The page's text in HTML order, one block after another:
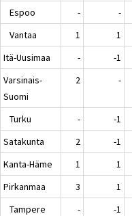
Espoo
- -
Vantaa
1 1
Itä-Uusimaa
- -1
Varsinais-
Suomi
2 -
Turku - -1
Satakunta
2 -1
Kanta-Häme
1 1
Pirkanmaa
3 1
Tampere
- -1